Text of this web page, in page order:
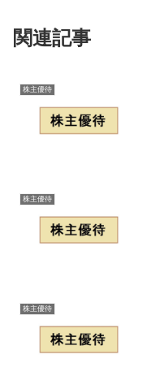
関連記事
株主優待
株主優待
株主優待